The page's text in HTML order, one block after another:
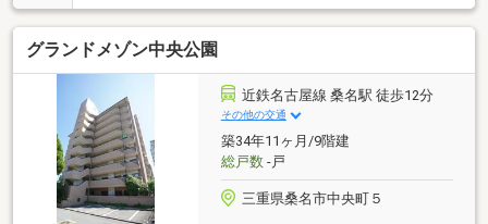
ら見える開放的な景色とポカポカの日差しに、毎日癒
やされそうです！◎ハウスクリーニング済でピカピカ
♪お手入れ不要で、すぐに綺麗なお部屋で新生活を始
められますよ！◇周辺環境◇徒歩5分圏内に施設充実
♪・アピタ桑名店：徒歩約5分（約400ｍ）・ファミリ
ーマート桑名中央通店：徒歩約3分（約240ｍ）・ドラ
ッグスギヤマ桑名中央店：徒歩約3分（約200ｍ）・桑
名郵便局：徒歩約2分（約150ｍ）・桑名市役所：徒歩
約6分（約450ｍ）
グランドメゾン中央公園
近鉄名古屋線 桑名駅 徒歩12分
その他の交通
築34年11ヶ月/9階建
総戸数-戸
三重県桑名市中央町５